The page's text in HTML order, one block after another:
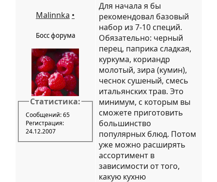
Malinnka •
Босс форума
Статистика:
Сообщений: 65
Регистрация:
24.12.2007
Для начала я бы
рекомендовал базовый
набор из 7-10 специй.
Обязательно: черный
перец, паприка сладкая,
куркума, кориандр
молотый, зира (кумин),
чеснок сушеный, смесь
итальянских трав. Это
минимум, с которым вы
сможете приготовить
большинство
популярных блюд. Потом
уже можно расширять
ассортимент в
зависимости от того,
какую кухню